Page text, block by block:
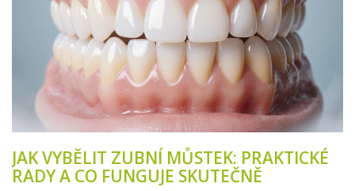
JAK VYBĚLIT ZUBNÍ MŮSTEK: PRAKTICKÉ
RADY A CO FUNGUJE SKUTEČNĚ